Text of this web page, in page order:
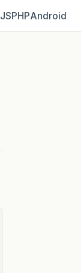
JSPHPAndroid